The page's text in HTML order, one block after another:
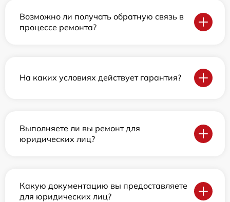
Возможно ли получать обратную связь в
процессе ремонта?
На каких условиях действует гарантия?
Выполняете ли вы ремонт для
юридических лиц?
Какую документацию вы предоставляете
для юридических лиц?